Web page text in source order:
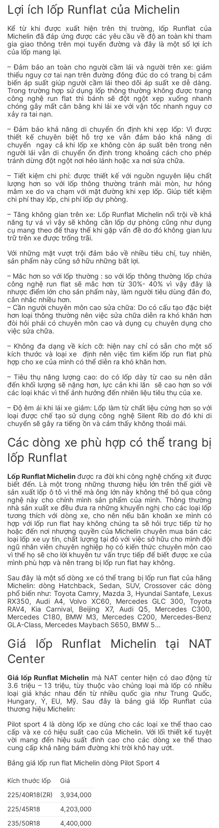
Lợi ích lốp Runflat của Michelin
Kể từ khi được xuất hiện trên thị trường, lốp Runflat của
Michelin đã đáp ứng được các yêu cầu về độ an toàn khi tham
gia giao thông trên mọi tuyến đường và đây là một số lợi ích
của lốp mang lại.
– Đảm bảo an toàn cho người cầm lái và người trên xe: giảm
thiểu nguy cơ tai nạn trên đường đông đúc do có trang bị cảm
biến áp suất giúp người cầm lái theo dõi áp suất xe dễ dàng.
Trong trường hợp sử dụng lốp thông thường không được trang
công nghệ run flat thì bánh sẽ đột ngột xẹp xuống nhanh
chóng gây mất cân bằng khi lái xe với vận tốc nhanh nguy cơ
xảy ra tai nạn.
– Đảm bảo khả năng di chuyển ổn định khi xẹp lốp: Vì được
thiết kế chuyên biệt hỗ trợ xe vẫn đảm bảo khả năng di
chuyển ngay cả khi lốp xe không còn áp suất bên trong nên
người lái vẫn di chuyển ổn định trong khoảng cách cho phép
tránh dừng đột ngột nơi hẻo lánh hoặc xa nơi sửa chữa.
– Tiết kiệm chi phí: được thiết kế với nguồn nguyên liệu chất
lượng hơn so với lốp thông thường tránh mài mòn, hư hỏng
mâm xe do va chạm với mặt đường khi xẹp lốp. Giúp tiết kiệm
chi phí thay lốp, chi phí lốp dự phòng.
– Tăng không gian trên xe: Lốp Runflat Michelin nổi trội về khả
năng tự vá vì vậy sẽ không cần lốp dự phòng cũng như dụng
cụ mang theo để thay thế khi gặp vấn đề do đó không gian lưu
trữ trên xe được trống trãi.
Với những mặt vượt trội đảm bảo về nhiều tiêu chí, tuy nhiên,
sản phẩm này cũng sở hữu những bất lợi.
– Mắc hơn so với lốp thường : so với lốp thông thường lốp chứa
công nghệ run flat sẽ mắc hơn từ 30%- 40% vì vậy đây là
nhược điểm lớn cho sản phẩm này, làm người tiêu dùng đắn đo,
cân nhắc nhiều hơn.
– Cần người chuyên môn cao sửa chữa: Do có cấu tạo đặc biệt
hơn loại thông thường nên việc sửa chữa diễn ra khó khăn hơn
đòi hỏi phải có chuyên môn cao và dụng cụ chuyên dụng cho
việc sửa chữa.
– Không đa dạng về kích cỡ: hiện nay chỉ có sẵn cho một số
kích thước và loại xe định nên việc tìm kiếm lốp run flat phù
hợp cho xe của mình có thể diễn ra khó khăn hơn.
– Tiêu thụ năng lượng cao: do có lốp dày từ cao su nên dẫn
đến khối lượng sẽ nặng hơn, lực cản khi lăn sẽ cao hơn so với
các loại khác vì thế ảnh hưởng đến nhiên liệu tiêu thụ của xe.
– Độ êm ái khi lái xe giảm: Lốp làm từ chất liệu cứng hơn so với
loại được chế tạo sử dụng công nghệ Silent Rib do đó khi di
chuyển sẽ gây ra tiếng ồn và cảm thấy không thoải mái.
Các dòng xe phù hợp có thể trang bị
lốp Runflat
Lốp Runflat Michelin được ra đời khi công nghệ chống xịt được
biết đến. Là một trong những thương hiệu lớn trên thế giới về
sản xuất lốp ô tô vì thế mà ông lớn này không thể bỏ qua công
nghệ này cho chính mình sản phẩm của mình. Thông thường
nhà sản xuất xe đều đưa ra những khuyến nghị cho các loại lốp
tương thích với dòng xe, cho nên nếu băn khoăn xe mình có
hợp với lốp run flat hay không chúng ta sẽ hỏi trực tiếp từ họ
hoặc đến nơi nhượng quyền của Michelin chuyên mua bán các
loại lốp xe uy tín, chất lượng tại đó với việc sở hữu cho mình đội
ngũ nhân viên chuyên nghiệp họ có kiến thức chuyên môn cao
vì thế họ sẽ cho lời khuyên tư vấn trực tiếp để biết được xe của
mình phù hợp và nên trang bị lốp run flat hay không.
Sau đây là một số dòng xe có thể trang bị lốp run flat của hãng
Michelin: dòng Hatchback, Sedan, SUV, Crossover các dòng
phổ biến như: Toyota Camry, Mazda 3, Hyundai Santafe, Lexus
RX350, Audi A4, Volvo XC60, Mercedes GLC 300, Toyota
RAV4, Kia Carnival, Beijing X7, Audi Q5, Mercedes C300,
Mercedes C180, BMW M3, Mercedes C200, Mercedes-Benz
GLA-Class, Mercedes Maybach S650, BMW 5…
Giá lốp Runflat Michelin tại NAT
Center
Giá lốp Runflat Michelin mà NAT center hiện có dao động từ
3.6 triệu – 13 triệu, tùy thuộc vào chủng loại mà lốp có nhiều
loại giá khác nhau đến từ nhiều quốc gia như Trung Quốc,
Hungary, Ý, EU, Mỹ. Sau đây là bảng giá lốp Runflat của
thương hiệu Michelin:
Pilot sport 4 là dòng lốp xe dùng cho các loại xe thể thao cao
cấp và xe có hiệu suất cao của Michelin. Với lối thiết kế tuyệt
vời mang đến hiệu suất đinh cao cho các dòng xe thể thao
cung cấp khả năng bám đường khi trời khô hay ướt.
Bảng giá lốp run flat Michelin dòng Pilot Sport 4
Kích thước lốp
Giá
225/40R18(ZR)
3,934,000
225/45R18
4,203,000
235/50R18
4,400,000